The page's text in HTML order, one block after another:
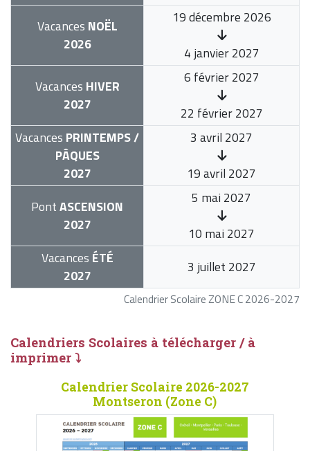
Calendrier Scolaire ZONE C 2026-2027
Vacances NOËL
2026
19 décembre 2026
4 janvier 2027
Vacances HIVER
2027
6 février 2027
22 février 2027
Vacances PRINTEMPS /
PÂQUES
2027
3 avril 2027
19 avril 2027
PontASCENSION
2027
5 mai 2027
10 mai 2027
Vacances ÉTÉ
2027
3 juillet 2027
Calendriers Scolaires à télécharger / à
imprimer ⤵
Calendrier Scolaire 2026-2027
Montseron (Zone C)